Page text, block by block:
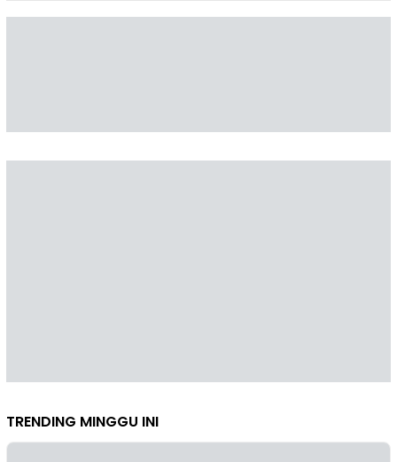
TRENDING MINGGU INI